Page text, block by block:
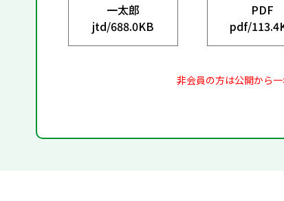
一太郎
jtd/688.0KB
PDF
pdf/
非会員の方は公開から